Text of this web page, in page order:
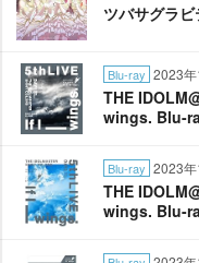
ツバサグラビ
Blu-ray 2023
THE
wings. Blu-
Blu-ray 2023
THE
wings. Blu-